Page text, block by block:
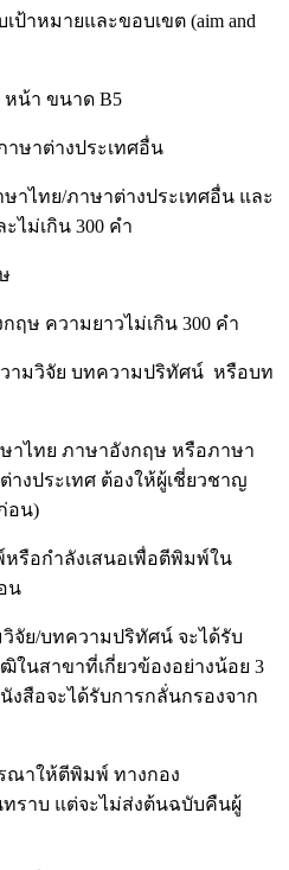
ป้าหมายและขอบเขต (aim and
หน้า ขนาด B5
ษาต่างประเทศอื่น
ไทย/ภาษาต่างประเทศอื่น และ
ไม่เกิน 300 คำ
ษ ความยาวไม่เกิน 300 คำ
ามวิจัย บทความปริทัศน์ หรือบท
าไทย ภาษาอังกฤษ หรือภาษา
างประเทศ ต้องให้ผู้เชี่ยวชาญ
อน)
รือกำลังเสนอเพื่อตีพิมพ์ใน
น
จัย/บทความปริทัศน์ จะได้รับ
นสาขาที่เกี่ยวข้องอย่างน้อย 3
สือจะได้รับการกลั่นกรองจาก
ณาให้ตีพิมพ์ ทางกอง
ราบ แต่จะไม่ส่งต้นฉบับคืนผู้